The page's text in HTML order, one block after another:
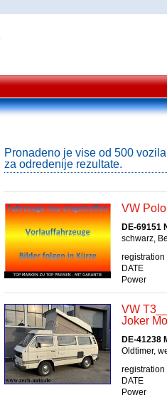
Pronadeno je vise od 500
za odredenije rezultate.
VW
DE-69151
schwarz,
registration
DATE
Power
VW
Joker
DE-41238
Oldtimer,
registration
DATE
Power